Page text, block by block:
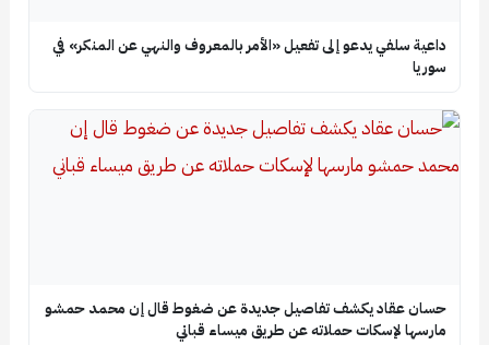
داعية سلفي يدعو إلى تفعيل «الأمر بالمعروف والنهي عن المنكر» في
سوريا
حسان عقاد يكشف تفاصيل جديدة عن ضغوط قال إن محمد حمشو
مارسها لإسكات حملاته عن طريق ميساء قباني